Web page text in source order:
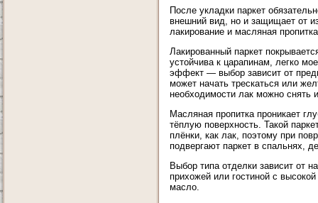
После укладки паркет
внешний вид, но и защищает от
лакирование и масляная
Лакированный паркет
устойчива к царапинам, легко
эффект — выбор зависит от
может начать трескаться или
необходимости лак можно снять
Масляная пропитка проникает
тёплую поверхность. Такой
плёнки, как лак, поэтому при
подвергают паркет в спальнях,
Выбор типа отделки зависит от
прихожей или гостиной с
масло.